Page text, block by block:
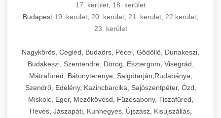
17. kerület 18. kerület
Budapest 19. kerület 20. kerület 21. kerület 22.kerület
23. kerület
Nagykörös, Cegléd, Budaörs, Pécel, Gödöllő, Dunakeszi,
Budakeszi, Szentendre, Dorog, Esztergom, Visegrád,
Mátrafüred, Bátonyterenye, Salgótarján,Rudabánya,
Szendrő, Edelény, Kazincbarcika, Sajószentpéter, Ózd,
Miskolc, Eger, Mezőkövesd, Füzesabony, Tiszafüred,
Heves, Jászapáti, Kunhegyes, Újszász, Kisújszállás,